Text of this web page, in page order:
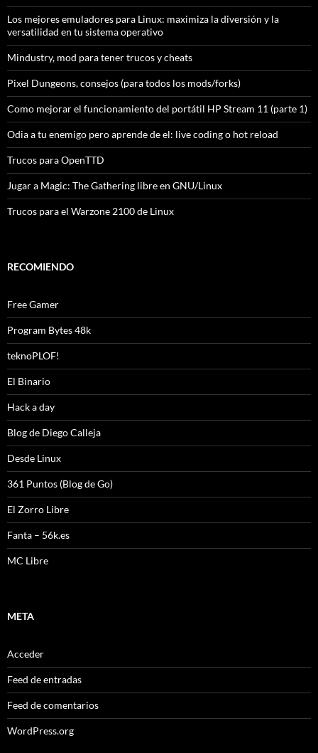
Los mejores emuladores para Linux: maximiza la diversión y la
versatilidad en tu sistema operativo
Mindustry, mod para tener trucos y cheats
Pixel Dungeons, consejos (para todos los mods/forks)
Como mejorar el funcionamiento del portátil HP Stream 11 (parte 1)
Odia a tu enemigo pero aprende de el: live coding o hot reload
Trucos para OpenTTD
Jugar a Magic: The Gathering libre en GNU/Linux
Trucos para el Warzone 2100 de Linux
RECOMIENDO
Free Gamer
Program Bytes 48k
teknoPLOF!
El Binario
Hack a day
Blog de Diego Calleja
Desde Linux
361 Puntos (Blog de Go)
El Zorro Libre
Fanta – 56k.es
MC Libre
META
Acceder
Feed de entradas
Feed de comentarios
WordPress.org